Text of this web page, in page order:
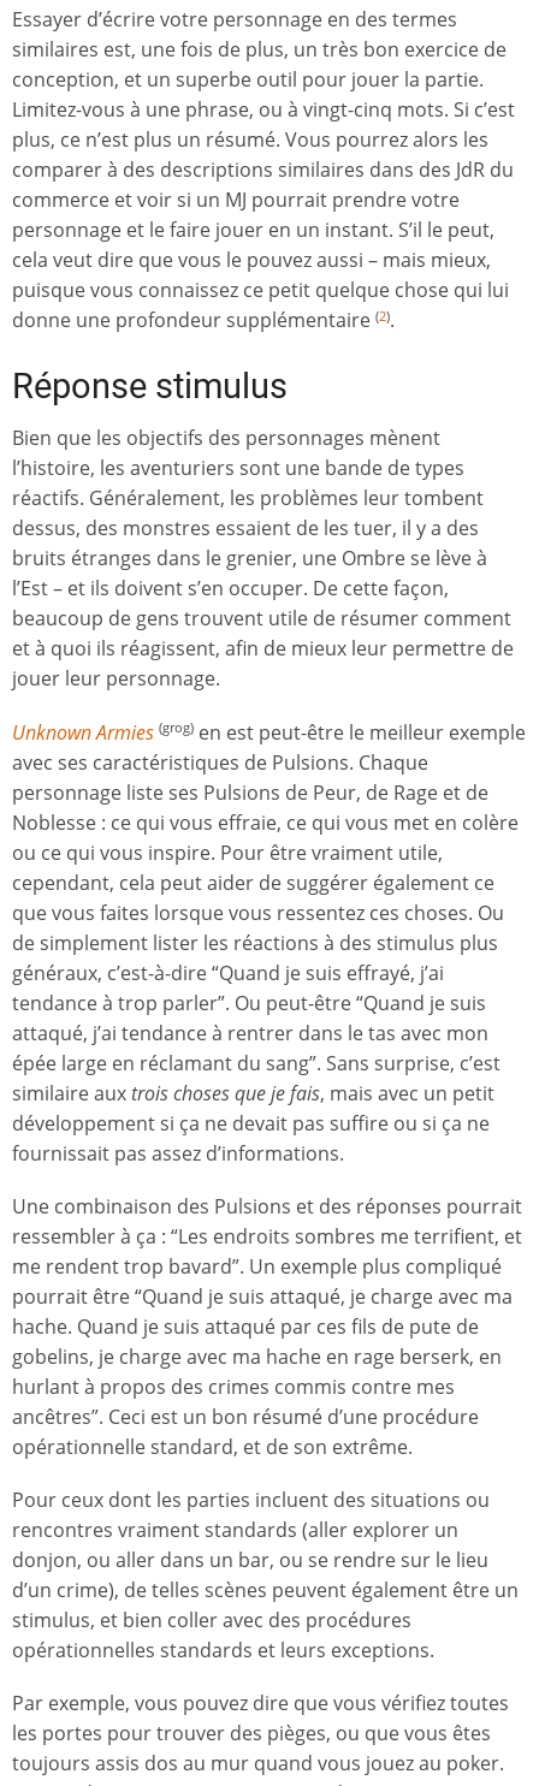
Essayer d’écrire votre personnage en des termes
similaires est, une fois de plus, un très bon exercice de
conception, et un superbe outil pour jouer la partie.
Limitez-vous à une phrase, ou à vingt-cinq mots. Si c’est
plus, ce n’est plus un résumé. Vous pourrez alors les
comparer à des descriptions similaires dans des JdR du
commerce et voir si un MJ pourrait prendre votre
personnage et le faire jouer en un instant. S’il le peut,
cela veut dire que vous le pouvez aussi – mais mieux,
puisque vous connaissez ce petit quelque chose qui lui
donne une profondeur supplémentaire (2).
Réponse stimulus
Bien que les objectifs des personnages mènent
l’histoire, les aventuriers sont une bande de types
réactifs. Généralement, les problèmes leur tombent
dessus, des monstres essaient de les tuer, il y a des
bruits étranges dans le grenier, une Ombre se lève à
l’Est – et ils doivent s’en occuper. De cette façon,
beaucoup de gens trouvent utile de résumer comment
et à quoi ils réagissent, afin de mieux leur permettre de
jouer leur personnage.
Unknown Armies (grog) en est peut-être le meilleur exemple
avec ses caractéristiques de Pulsions. Chaque
personnage liste ses Pulsions de Peur, de Rage et de
Noblesse : ce qui vous effraie, ce qui vous met en colère
ou ce qui vous inspire. Pour être vraiment utile,
cependant, cela peut aider de suggérer également ce
que vous faites lorsque vous ressentez ces choses. Ou
de simplement lister les réactions à des stimulus plus
généraux, c’est-à-dire “Quand je suis effrayé, j’ai
tendance à trop parler”. Ou peut-être “Quand je suis
attaqué, j’ai tendance à rentrer dans le tas avec mon
épée large en réclamant du sang”. Sans surprise, c’est
similaire auxtrois choses que je fais, mais avec un petit
développement si ça ne devait pas suffire ou si ça ne
fournissait pas assez d’informations.
Une combinaison des Pulsions et des réponses pourrait
ressembler à ça : “Les endroits sombres me terrifient, et
me rendent trop bavard”. Un exemple plus compliqué
pourrait être “Quand je suis attaqué, je charge avec ma
hache. Quand je suis attaqué par ces fils de pute de
gobelins, je charge avec ma hache en rage berserk, en
hurlant à propos des crimes commis contre mes
ancêtres”. Ceci est un bon résumé d’une procédure
opérationnelle standard, et de son extrême.
Pour ceux dont les parties incluent des situations ou
rencontres vraiment standards (aller explorer un
donjon, ou aller dans un bar, ou se rendre sur le lieu
d’un crime), de telles scènes peuvent également être un
stimulus, et bien coller avec des procédures
opérationnelles standards et leurs exceptions.
Par exemple, vous pouvez dire que vous vérifiez toutes
les portes pour trouver des pièges, ou que vous êtes
toujours assis dos au mur quand vous jouez au poker.